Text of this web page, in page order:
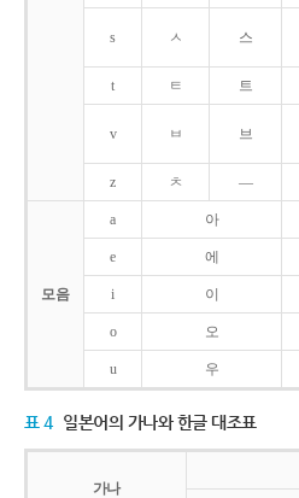
s ㅅ 스
t ㅌ 트
v ㅂ 브
z ㅊ ―
모음
a 아
e 에
i 이
o 오
u 우
표 4 일본어의 가나와 한글 대조표
가나